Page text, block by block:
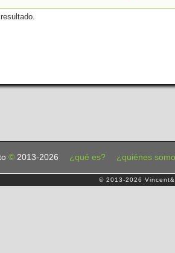
© 2013-2026 ¿qué es? ¿quiénes
© 2013-2026